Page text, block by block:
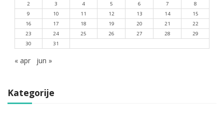
2
3 4 5 6 7
8
9
10 11 12 13 14
15
16
17 18 19 20 21
22
23
24 25 26 27 28
29
30
31
« apr jun »
Kategorije